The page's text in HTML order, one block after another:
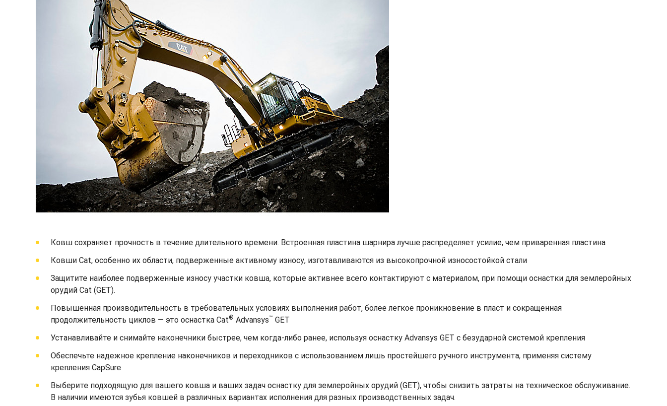
Ковш сохраняет прочность в течение длительного времени. Встроенная пластина шарнира лучше распределяет усилие, чем приваренная пластина
Ковши Cat, особенно их области, подверженные активному износу, изготавливаются из высокопрочной износостойкой стали
Защитите наиболее подверженные износу участки ковша, которые активнее всего контактируют с материалом, при помощи оснастки для землеройных
орудий Cat (GET).
Повышенная производительность в требовательных условиях выполнения работ, более легкое проникновение в пласт и сокращенная
продолжительность циклов — это оснастка Cat® Advansys™ GET
Устанавливайте и снимайте наконечники быстрее, чем когда-либо ранее, используя оснастку Advansys GET с безударной системой крепления
Обеспечьте надежное крепление наконечников и переходников с использованием лишь простейшего ручного инструмента, применяя систему
крепления CapSure
Выберите подходящую для вашего ковша и ваших задач оснастку для землеройных орудий (GET), чтобы снизить затраты на техническое обслуживание.
В наличии имеются зубья ковшей в различных вариантах исполнения для разных производственных задач.